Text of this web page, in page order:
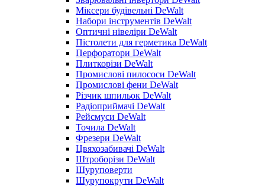
Міксери будівельні DeWalt
Набори інструментів DeWalt
Оптичні нівеліри DeWalt
Пістолети для герметика DeWalt
Перфоратори DeWalt
Плиткорізи DeWalt
Промислові пилососи DeWalt
Промислові фени DeWalt
Різчик шпильок DeWalt
Радіоприймачі DeWalt
Рейсмуси DeWalt
Точила DeWalt
Фрезери DeWalt
Цвяхозабивачі DeWalt
Штроборізи DeWalt
Шуруповерти
Шурупокрути DeWalt